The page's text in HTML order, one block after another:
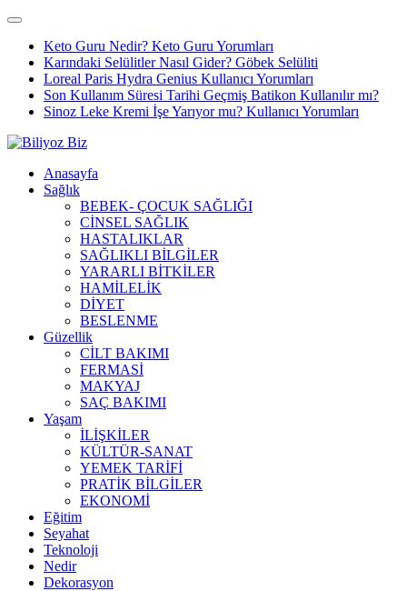
Keto Guru Nedir? Keto Guru Yorumları
Karındaki Selülitler Nasıl Gider? Göbek Selüliti
Loreal Paris Hydra Genius Kullanıcı Yorumları
Son Kullanım Süresi Tarihi Geçmiş Batikon Kullanılır mı?
Sinoz Leke Kremi İşe Yarıyor mu? Kullanıcı Yorumları
Anasayfa
Sağlık
BEBEK- ÇOCUK SAĞLIĞI
CİNSEL SAĞLIK
HASTALIKLAR
SAĞLIKLI BİLGİLER
YARARLI BİTKİLER
HAMİLELİK
DİYET
BESLENME
Güzellik
CİLT BAKIMI
FERMASİ
MAKYAJ
SAÇ BAKIMI
Yaşam
İLİŞKİLER
KÜLTÜR-SANAT
YEMEK TARİFİ
PRATİK BİLGİLER
EKONOMİ
Eğitim
Seyahat
Teknoloji
Nedir
Dekorasyon